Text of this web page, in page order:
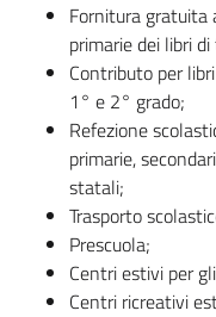
Fornitura
primarie dei libri
Contributo per
1° e 2° grado;
Refezione
primarie,
statali;
Trasporto
Prescuola;
Centri estivi per
Centri ricreativi